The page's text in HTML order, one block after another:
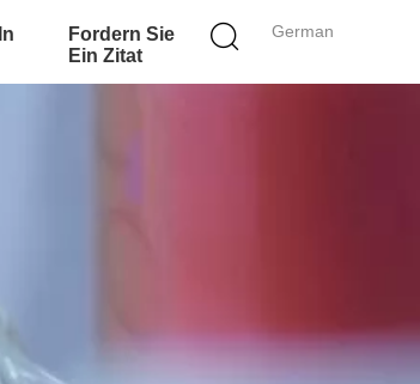
German
Fordern Sie
Ein Zitat